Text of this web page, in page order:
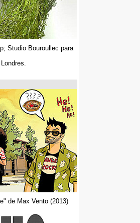
Studio Bouroullec para
de Max Vento (2013)